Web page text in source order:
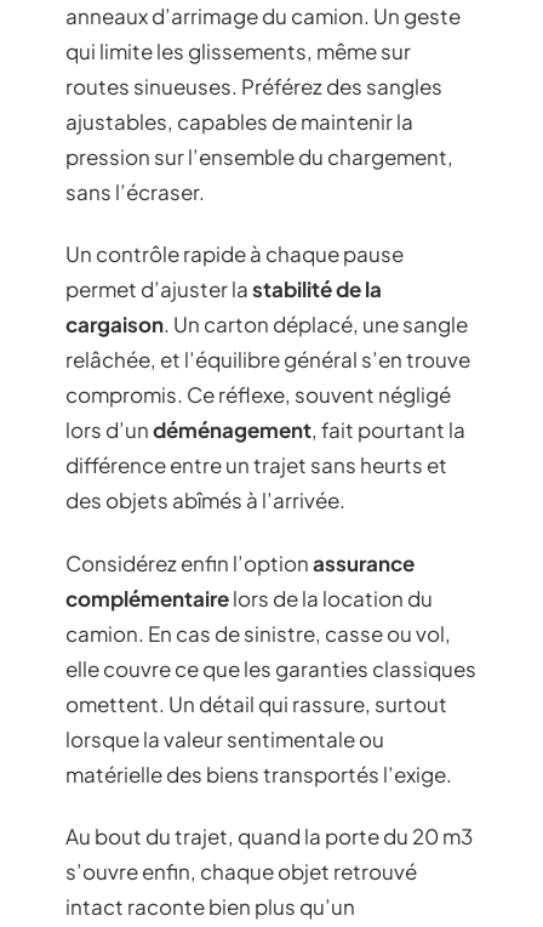
anneaux d’arrimage du camion. Un geste
qui limite les glissements, même sur
routes sinueuses. Préférez des sangles
ajustables, capables de maintenir la
pression sur l’ensemble du chargement,
sans l’écraser.
Un contrôle rapide à chaque pause
permet d’ajuster lastabilité de la
cargaison. Un carton déplacé, une sangle
relâchée, et l’équilibre général s’en trouve
compromis. Ce réflexe, souvent négligé
lors d’undéménagement, fait pourtant la
différence entre un trajet sans heurts et
des objets abîmés à l’arrivée.
Considérez enfin l’optionassurance
complémentairelors de la location du
camion. En cas de sinistre, casse ou vol,
elle couvre ce que les garanties classiques
omettent. Un détail qui rassure, surtout
lorsque la valeur sentimentale ou
matérielle des biens transportés l’exige.
Au bout du trajet, quand la porte du 20 m3
s’ouvre enfin, chaque objet retrouvé
intact raconte bien plus qu’un